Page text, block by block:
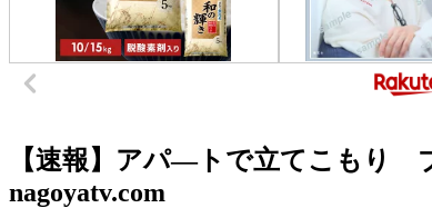
【速報】アパ―トで立てこもり
nagoyatv.com